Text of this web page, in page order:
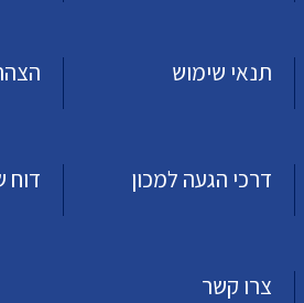
תנאי שימוש
דרכי הגעה למכון דוח
צרו קשר